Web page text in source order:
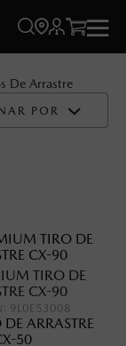
 
De Arrastre
POR
TIRO DE
CX-90
: 9L0E53008